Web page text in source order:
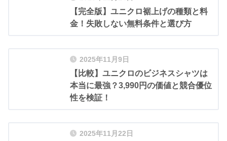
【完全版】ユニクロ裾上げの種類と料
金！失敗しない無料条件と選び方
2025年11月9日
【比較】ユニクロのビジネスシャツは
本当に最強？3,990円の価値と競合優位
性を検証！
2025年11月22日